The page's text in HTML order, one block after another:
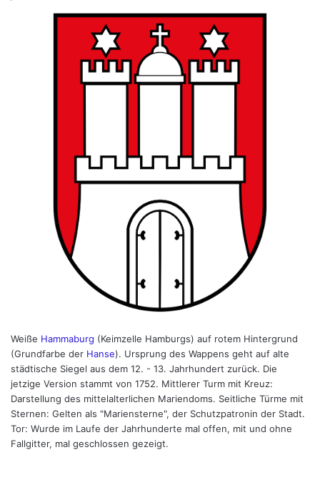
Weiße Hammaburg (Keimzelle Hamburgs) auf rotem Hintergrund
(Grundfarbe der Hanse). Ursprung des Wappens geht auf alte
städtische Siegel aus dem 12. - 13. Jahrhundert zurück. Die
jetzige Version stammt von 1752. Mittlerer Turm mit Kreuz:
Darstellung des mittelalterlichen Mariendoms. Seitliche Türme mit
Sternen: Gelten als "Mariensterne", der Schutzpatronin der Stadt.
Tor: Wurde im Laufe der Jahrhunderte mal offen, mit und ohne
Fallgitter, mal geschlossen gezeigt.